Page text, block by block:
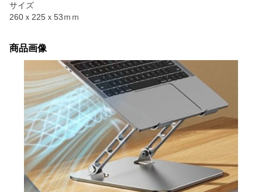
サイズ
260ｘ225ｘ53ｍｍ
商品画像